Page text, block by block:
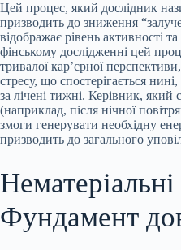
Цей процес, який дослідник
призводить до зниження
відображає рівень активності
фінському дослідженні цей
тривалої кар’єрної
стресу, що спостерігається
за лічені тижні. Керівник, який
(наприклад, після нічної
змоги генерувати необхідну
призводить до загального
Фундамент